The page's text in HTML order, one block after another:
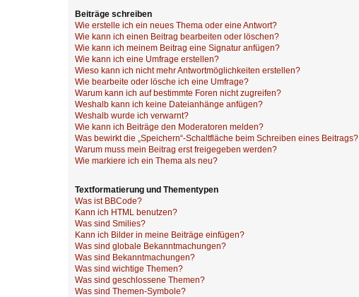
Beiträge schreiben
Wie erstelle ich ein neues Thema oder eine Antwort?
Wie kann ich einen Beitrag bearbeiten oder löschen?
Wie kann ich meinem Beitrag eine Signatur anfügen?
Wie kann ich eine Umfrage erstellen?
Wieso kann ich nicht mehr Antwortmöglichkeiten erstellen?
Wie bearbeite oder lösche ich eine Umfrage?
Warum kann ich auf bestimmte Foren nicht zugreifen?
Weshalb kann ich keine Dateianhänge anfügen?
Weshalb wurde ich verwarnt?
Wie kann ich Beiträge den Moderatoren melden?
Was bewirkt die „Speichern“-Schaltfläche beim Schreiben eines Beitrags?
Warum muss mein Beitrag erst freigegeben werden?
Wie markiere ich ein Thema als neu?
Textformatierung und Thementypen
Was ist BBCode?
Kann ich HTML benutzen?
Was sind Smilies?
Kann ich Bilder in meine Beiträge einfügen?
Was sind globale Bekanntmachungen?
Was sind Bekanntmachungen?
Was sind wichtige Themen?
Was sind geschlossene Themen?
Was sind Themen-Symbole?